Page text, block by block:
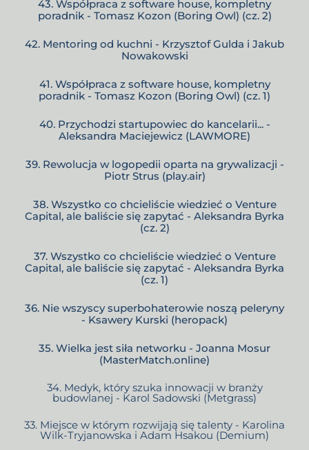
43. Współpraca z software house, kompletny
poradnik - Tomasz Kozon (Boring Owl) (cz. 2)
42. Mentoring od kuchni - Krzysztof Gulda i Jakub
Nowakowski
41. Współpraca z software house, kompletny
poradnik - Tomasz Kozon (Boring Owl) (cz. 1)
40. Przychodzi startupowiec do kancelarii... -
Aleksandra Maciejewicz (LAWMORE)
39. Rewolucja w logopedii oparta na grywalizacji -
Piotr Strus (play.air)
38. Wszystko co chcieliście wiedzieć o Venture
Capital, ale baliście się zapytać - Aleksandra Byrka
(cz. 2)
37. Wszystko co chcieliście wiedzieć o Venture
Capital, ale baliście się zapytać - Aleksandra Byrka
(cz. 1)
36. Nie wszyscy superbohaterowie noszą peleryny
- Ksawery Kurski (heropack)
35. Wielka jest siła networku - Joanna Mosur
(MasterMatch.online)
34. Medyk, który szuka innowacji w branży
budowlanej - Karol Sadowski (Metgrass)
33. Miejsce w którym rozwijają się talenty - Karolina
Wilk-Tryjanowska i Adam Hsakou (Demium)